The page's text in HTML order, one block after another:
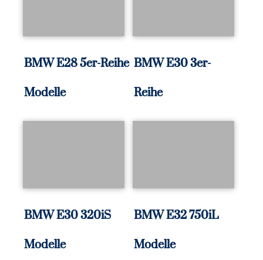
BMW E28 5er-Reihe
Modelle
BMW E30 3er-
Reihe
BMW E30 320iS
Modelle
BMW E32 750iL
Modelle